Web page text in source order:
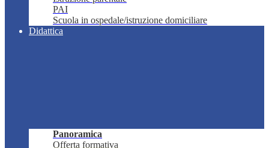
PAI
Scuola in ospedale/istruzione domiciliare
Didattica
Panoramica
Offerta formativa